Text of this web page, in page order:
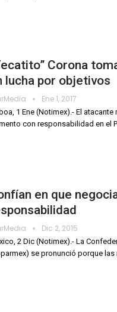
Corona
lucha por objetivos
Ene 1, 2017
1 Ene (Notimex).- El
con responsabilidad en el
en que
Dic 2, 2015
2 Dic (Notimex).- La
se pronunció porque